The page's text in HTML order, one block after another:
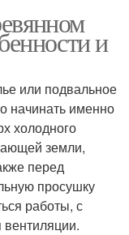
и
или подвальное
начинать именно
холодного
земли,
перед
просушку
работы, с